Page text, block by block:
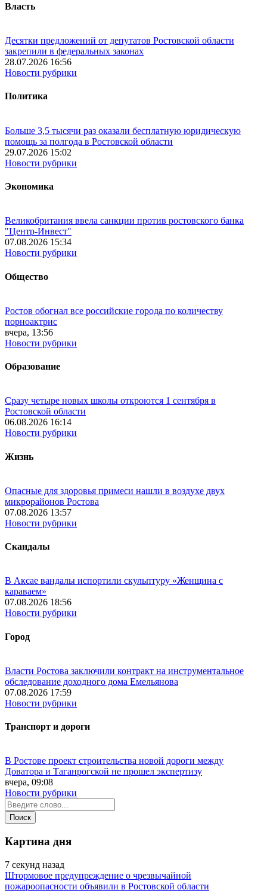
Власть
Десятки предложений от депутатов Ростовской области
закрепили в федеральных законах
28.07.2026 16:56
Новости рубрики
Политика
Больше 3,5 тысячи раз оказали бесплатную юридическую
помощь за полгода в Ростовской области
29.07.2026 15:02
Новости рубрики
Экономика
Великобритания ввела санкции против ростовского банка
"Центр-Инвест"
07.08.2026 15:34
Новости рубрики
Общество
Ростов обогнал все российские города по количеству
порноактрис
вчера, 13:56
Новости рубрики
Образование
Сразу четыре новых школы откроются 1 сентября в
Ростовской области
06.08.2026 16:14
Новости рубрики
Жизнь
Опасные для здоровья примеси нашли в воздухе двух
микрорайонов Ростова
07.08.2026 13:57
Новости рубрики
Скандалы
В Аксае вандалы испортили скульптуру «Женщина с
караваем»
07.08.2026 18:56
Новости рубрики
Город
Власти Ростова заключили контракт на инструментальное
обследование доходного дома Емельянова
07.08.2026 17:59
Новости рубрики
Транспорт и дороги
В Ростове проект строительства новой дороги между
Доватора и Таганрогской не прошел экспертизу
вчера, 09:08
Новости рубрики
Картина дня
7 секунд назад
Штормовое предупреждение о чрезвычайной
пожароопасности объявили в Ростовской области